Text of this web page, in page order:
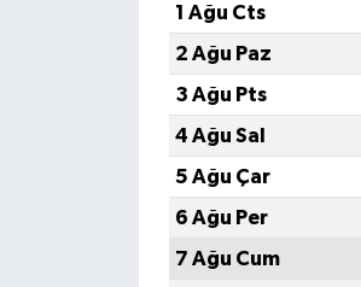
1 Ağu Cts
2 Ağu Paz
3 Ağu Pts
4 Ağu Sal
5 Ağu Çar
6 Ağu Per
7 Ağu Cum